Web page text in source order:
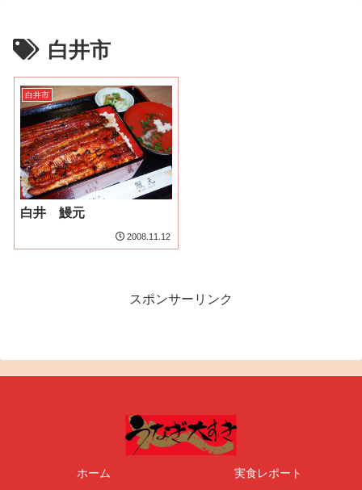
白井市
白井市
白井 鰻元
2008.11.12
スポンサーリンク
ホーム
実食レポート